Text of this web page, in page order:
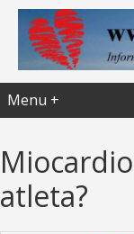
Menu +
atleta?